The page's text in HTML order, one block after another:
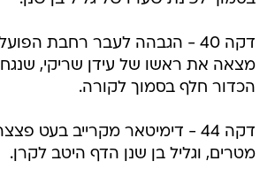
דקה 40 - הגבהה לעבר רחבת
מצאה את ראשו של עידן שריקי,
הכדור חלף בסמוך לקורה.
מטרים, וגליל בן שנן הדף היטב לקרן.